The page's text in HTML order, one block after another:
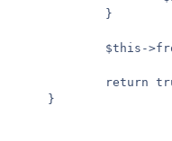
	}